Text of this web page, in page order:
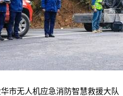
市无人机应急消防智慧救援大队